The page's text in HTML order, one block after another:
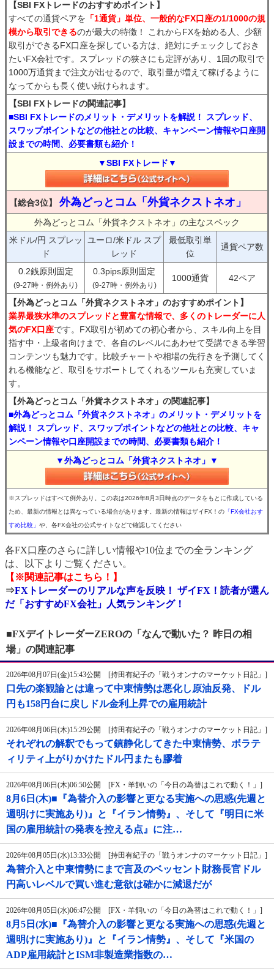
【SBI FXトレードのおすすめポイント】
すべての通貨ペアを 「1通貨」単位、一般的なFX口座の1/1000の規
模から取引できるのが最大の特徴！ これからFXを始める人、少額
取引ができるFX口座を探している方は、絶対にチェックしておき
たいFX会社です。スプレッドの狭さにも定評があり、1回の取引で
1000万通貨まで注文が出せるので、取引量が増えて稼げるように
なってからも長く使い続けられます。
【SBI FXトレードの関連記事】
■SBI FXトレードのメリット・デメリットを解説！ スプレッド、
スワップポイントなどの他社との比較、キャンペーン情報や口座開
設までの時間、必要書類も紹介！
▼SBI FXトレード▼
【総合3位】 外為どっとコム「外貨ネクストネオ」
外為どっとコム「外貨ネクストネオ」の主なスペック
米ドル/円 スプレッ
ド
ユーロ/米ドル スプ
レッド
最低取引単
位
通貨ペア数
0.2銭原則固定
(9-27時・例外あり)
0.3pips原則固定
(9-27時・例外あり)
1000通貨 42ペア
【外為どっとコム「外貨ネクストネオ」のおすすめポイント】
業界最狭水準のスプレッドと豊富な情報で、多くのトレーダーに人
気のFX口座です。FX取引が初めての初心者から、スキル向上を目
指す中・上級者向けまで、各自のレベルにあわせて受講できる学習
コンテンツも魅力です。比較チャートや相場の先行きを予測してく
れる機能など、取引をサポートしてくれるツールも充実していま
す。
【外為どっとコム「外貨ネクストネオ」の関連記事】
■外為どっとコム「外貨ネクストネオ」のメリット・デメリットを
解説！ スプレッド、スワップポイントなどの他社との比較、キャ
ンペーン情報や口座開設までの時間、必要書類も紹介！
▼外為どっとコム「外貨ネクストネオ」▼
※スプレッドはすべて例外あり。この表は2026年8月3日時点のデータをもとに作成している
ため、最新の情報とは異なっている場合があります。最新の情報はザイFX！の 「FX会社おす
すめ比較」 や、各FX会社の公式サイトなどで確認してください
各FX口座のさらに詳しい情報や10位までの全ランキング
は、以下よりご覧ください。
【※関連記事はこちら！】
⇒FXトレーダーのリアルな声を反映！ ザイFX！読者が選ん
だ「おすすめFX会社」人気ランキング！
■FXデイトレーダーZEROの「なんで動いた？ 昨日の相
場」の関連記事
2026年08月07日(金)15:43公開 [持田有紀子の「戦うオンナのマーケット日記」]
口先の楽観論とは違って中東情勢は悪化し原油反発、ドル
円も158円台に戻しドル金利上昇での雇用統計
2026年08月06日(木)15:29公開 [持田有紀子の「戦うオンナのマーケット日記」]
それぞれの解釈でもって鎮静化してきた中東情勢、ボラテ
ィリティ上がりかけたドル円またも膠着
2026年08月06日(木)06:50公開 [FX・羊飼いの「今日の為替はこれで動く！」]
8月6日(木)■『為替介入の影響と更なる実施への思惑(先週と
週明けに実施あり)』と『イラン情勢』、そして『明日に米
国の雇用統計の発表を控える点』に注…
2026年08月05日(水)13:33公開 [持田有紀子の「戦うオンナのマーケット日記」]
為替介入と中東情勢にまで言及のベッセント財務長官ドル
円高いレベルで買い進む意欲は確かに減退だが
2026年08月05日(水)06:47公開 [FX・羊飼いの「今日の為替はこれで動く！」]
8月5日(水)■『為替介入の影響と更なる実施への思惑(先週と
週明けに実施あり)』と『イラン情勢』、そして『米国の
ADP雇用統計とISM非製造業指数の…